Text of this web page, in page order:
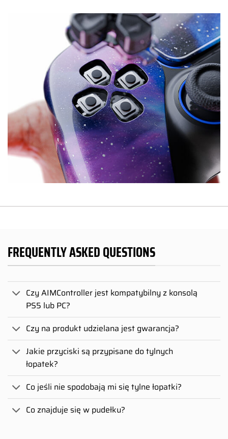
FREQUENTLY ASKED QUESTIONS
Czy AIMController jest kompatybilny z konsolą
PS5 lub PC?
Czy na produkt udzielana jest gwarancja?
Jakie przyciski są przypisane do tylnych
łopatek?
Co jeśli nie spodobają mi się tylne łopatki?
Co znajduje się w pudełku?